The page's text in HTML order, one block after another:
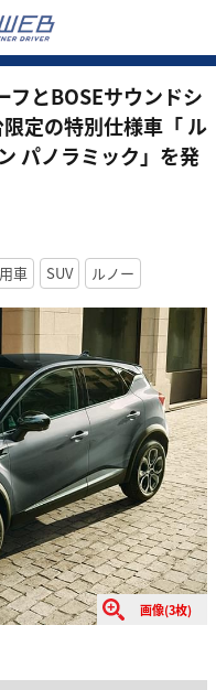
フとBOSEサウンドシ
定の特別仕様車「 ル
パノラミック」を発
車 SUV ルノー
画像(3枚)